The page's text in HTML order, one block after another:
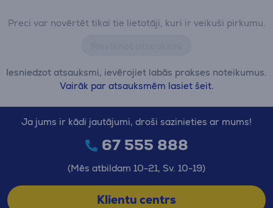
Preci var novērtēt tikai tie lietotāji, kuri ir veikuši pirkumu.
Iesniedzot atsauksmi, ievērojiet labās prakses noteikumus.
Vairāk par atsauksmēm lasiet šeit.
Ja jums ir kādi jautājumi, droši sazinieties ar mums!
67 555 888
(Mēs atbildam 10-21, Sv. 10-19)
Klientu centrs